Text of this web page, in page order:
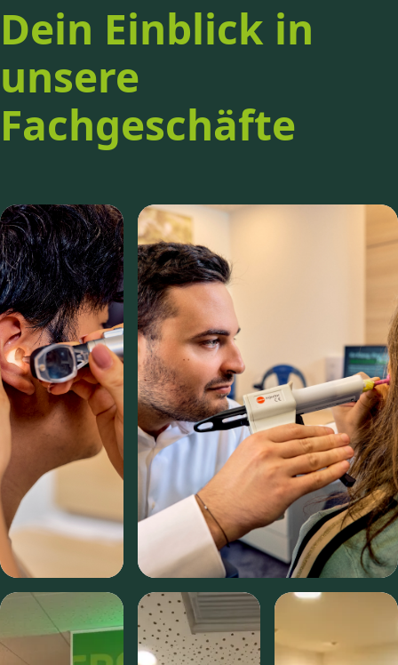
Dein Einblick in
unsere
Fachgeschäfte